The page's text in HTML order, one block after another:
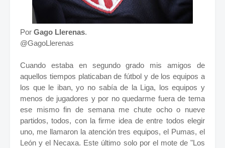
Por Gago Llerenas.
@GagoLlerenas
Cuando estaba en segundo grado mis amigos de
aquellos tiempos platicaban de fútbol y de los equipos a
los que le iban, yo no sabía de la Liga, los equipos y
menos de jugadores y por no quedarme fuera de tema
ese mismo fin de semana me chute ocho o nueve
partidos, todos, con la firme idea de entre todos elegir
uno, me llamaron la atención tres equipos, el Pumas, el
León y el Necaxa. Este último solo por el mote de "Los